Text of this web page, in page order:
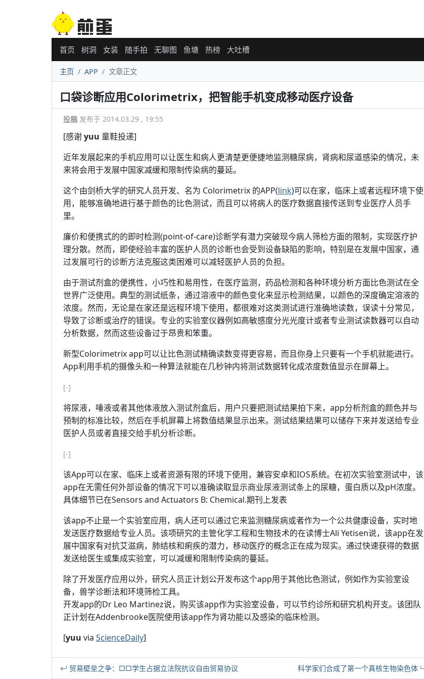
首页 树洞 女装 随手拍 无聊图 鱼塘 热榜 大吐槽
主页 APP 文章正文
口袋诊断应用Colorimetrix，把智能手机变成移动医疗设备
投稿 发布于 2014.03.29 , 19:55
[感谢yuu 童鞋投递]
近年发展起来的手机应用可以让医生和病人更清楚更便捷地监测糖尿病，肾病和尿道感染的情况，未
来将会用于发展中国家减缓和限制传染病的蔓延。
这个由剑桥大学的研究人员开发、名为 Colorimetrix 的APP(link)可以在家，临床上或者远程环境下使
用，能够准确地进行基于颜色的比色测试，而且可以将病人的医疗数据直接传送到专业医疗人员手
里。
廉价和便携式的的即时检测(point-of-care)诊断学有潜力突破现今病人筛检方面的限制，实现医疗护
理分散。然而，即使经验丰富的医护人员的诊断也会受到设备缺陷的影响，特别是在发展中国家，通
过发展可行的诊断方法克服这类困难可以减轻医护人员的负担。
由于测试剂盒的便携性，小巧性和易用性，在医疗监测，药品检测和各种环境分析方面比色测试在全
世界广泛使用。典型的测试纸条，通过溶液中的颜色变化来显示检测结果，以颜色的深度确定溶液的
浓度。然而，无论是在家还是远程环境下使用，都很难对这类测试进行准确地读数，误读十分常见，
导致了诊断或治疗的错误。专业的实验室仪器例如高敏感度分光光度计或者专业测试读数器可以自动
分析数据，然而这些设备过于昂贵和笨重。
新型Colorimetrix app可以让比色测试精确读数变得更容易，而且你身上只要有一个手机就能进行。
App利用手机的摄像头和一种算法就能在几秒钟内将测试数据转化成浓度数值显示在屏幕上。
[-]
将尿液，唾液或者其他体液放入测试剂盒后，用户只要把测试结果拍下来，app分析剂盒的颜色并与
预制的标准比较，然后在手机屏幕上将数值结果显示出来。测试结果结果可以储存下来并发送给专业
医护人员或者直接交给手机分析诊断。
[-]
该App可以在家、临床上或者资源有限的环境下使用，兼容安卓和IOS系统。在初次实验室测试中，该
app在无需任何外部设备的情况下可以准确读取显示商业尿液测试条上的尿糖，蛋白质以及pH浓度。
具体细节已在Sensors and Actuators B: Chemical.期刊上发表
该app不止是一个实验室应用，病人还可以通过它来监测糖尿病或者作为一个公共健康设备，实时地
发送医疗数据给专业人员。该项研究的主管化学工程和生物技术的在读博士Ali Yetisen说，该app在发
展中国家有对抗艾滋病，肺结核和痢疾的潜力，移动医疗的概念正在成为现实。通过快速获得的数据
发送给医生或集成实验室，可以减缓和限制传染病的蔓延。
除了开发医疗应用以外，研究人员正计划公开发布这个app用于其他比色测试，例如作为实验室设
备，兽学诊断法和环境筛检工具。
开发app的Dr Leo Martinez说，购买该app作为实验室设备，可以节约诊所和研究机构开支。该团队
正计划在Addenbrooke医院使用该app作为肾功能以及感染的临床检测。
[yuu via ScienceDaily]
贸易壁垒之争：□□学生占据立法院抗议自由贸易协议 科学家们合成了第一个真核生物染色体